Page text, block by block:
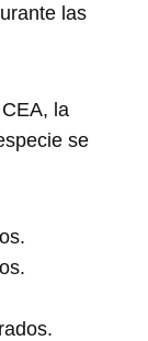
las
la
se